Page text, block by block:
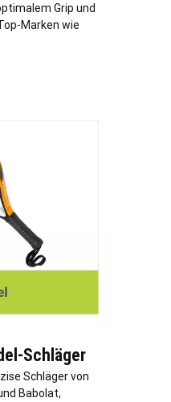
Grip und
Marken wie
Schläger
Schläger von
Babolat,